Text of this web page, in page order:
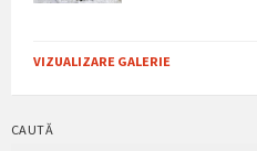
VIZUALIZARE GALERIE
CAUTĂ